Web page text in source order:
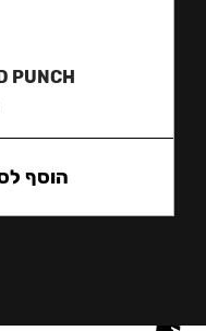
PUNCH
הוסף